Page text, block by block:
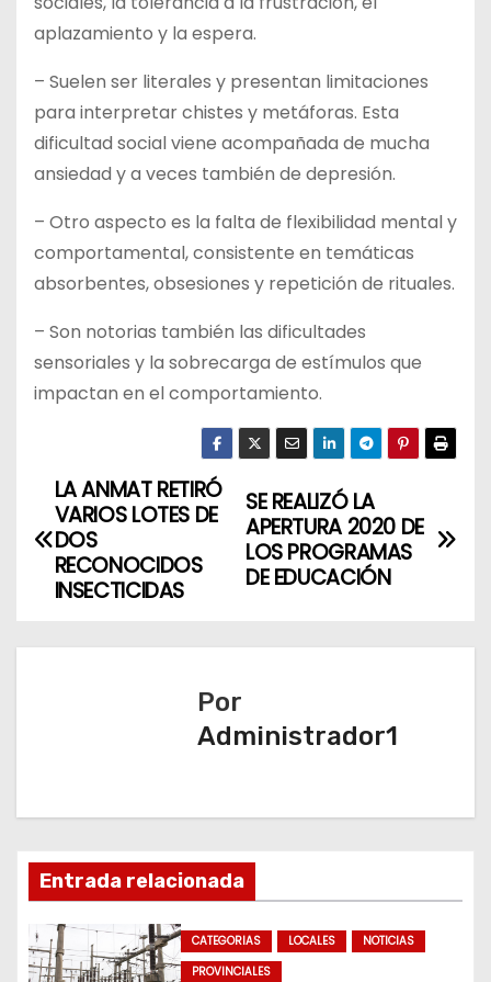
aplazamiento y la espera.
– Suelen ser literales y presentan limitaciones
para interpretar chistes y metáforas. Esta
dificultad social viene acompañada de mucha
ansiedad y a veces también de depresión.
– Otro aspecto es la falta de flexibilidad mental y
comportamental, consistente en temáticas
absorbentes, obsesiones y repetición de rituales.
– Son notorias también las dificultades
sensoriales y la sobrecarga de estímulos que
impactan en el comportamiento.
N
a
e
i
ó
n
d
SE REALIZÓ LA
APERTURA 2020 DE
LOS PROGRAMAS
DE EDUCACIÓN
LA ANMAT RETIRÓ
VARIOS LOTES DE
DOS
RECONOCIDOS
INSECTICIDAS
Por
Administrador1
Entrada relacionada
CATEGORIAS LOCALES
NOTICIAS
PROVINCIALES